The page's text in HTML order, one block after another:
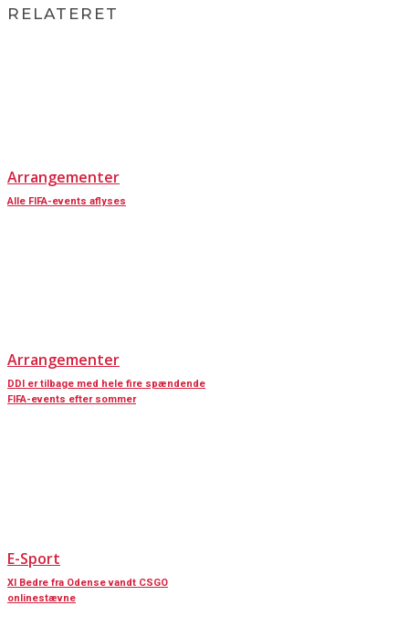
RELATERET
Arrangementer
Alle FIFA-events aflyses
Arrangementer
DDI er tilbage med hele fire spændende
FIFA-events efter sommer
E-Sport
XI Bedre fra Odense vandt CSGO
onlinestævne